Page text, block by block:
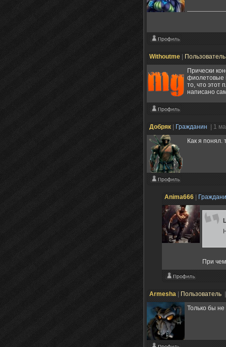
Withoutme
Прически
фиолетовые
то, что этот
написано
Добряк Гражданин
| 1
Как я понял.
Anima666
При
Armesha Пользователь
Только бы